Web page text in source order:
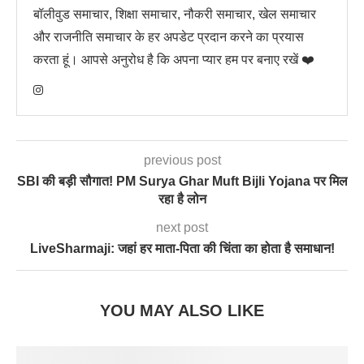
बॉलीवुड समाचार, शिक्षा समाचार, नौकरी समाचार, खेल समाचार
और राजनीति समाचार के हर अपडेट प्रदान करने का प्रयास
करता हूं। आपसे अनुरोध है कि अपना प्यार हम पर बनाए रखें ❤️
previous post
SBI की बड़ी सौगात! PM Surya Ghar Muft Bijli Yojana पर मिल
रहा है लोन
next post
LiveSharmaji: जहां हर माता-पिता की चिंता का होता है समाधान!
YOU MAY ALSO LIKE